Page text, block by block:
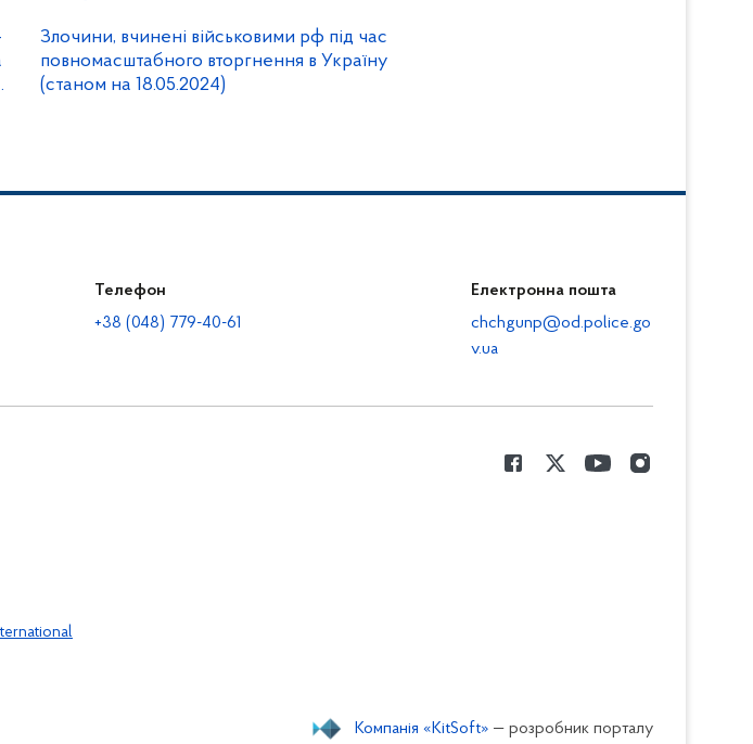
Злочини, вчинені військовими рф під час
повномасштабного вторгнення в Україну
(станом на 18.05.2024)
Телефон
+38 (048) 779-40-61
Електронна пошта
chchgunp@od.police.go
v.ua
Компанія «KitSoft» — розробник порталу